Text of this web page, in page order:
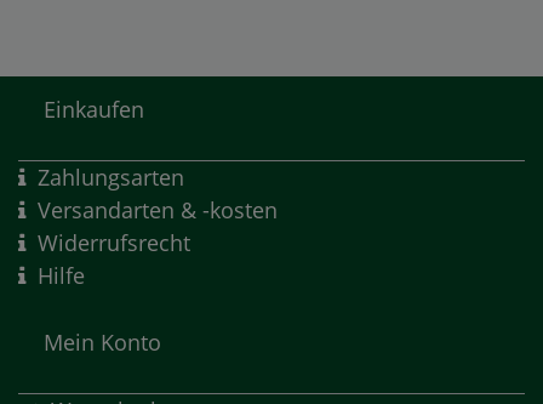
Einkaufen
Zahlungsarten
Versandarten & -kosten
Widerrufsrecht
Hilfe
Mein Konto